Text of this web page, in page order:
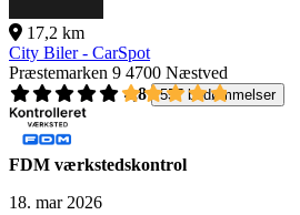
17,2 km
City Biler - CarSpot
Præstemarken 9 4700 Næstved
4,8
557 bedømmelser
FDM værkstedskontrol
18. mar 2026